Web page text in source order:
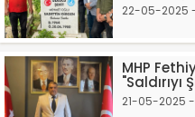
22-05-2025
MHP
"Saldırıyı
21-05-2025 -